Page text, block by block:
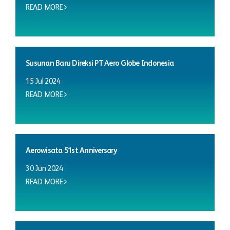
READ MORE
Susunan Baru Direksi PT Aero Globe Indonesia
15 Jul 2024
READ MORE
Aerowisata 51st Anniversary
30 Jun 2024
READ MORE